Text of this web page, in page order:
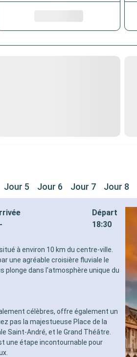
Jour 5 Jour 6 Jour 7 Jour 8
Départ
18:30
à environ 10 km du centre-ville.
une agréable croisière fluviale le
plonge dans l'atmosphère unique du
célèbres, offre également un
pas la majestueuse Place de la
Saint-André, et le Grand Théâtre.
une étape incontournable pour